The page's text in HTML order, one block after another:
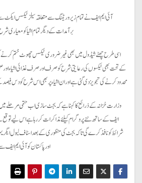
آئی ایم ایف نے تمام زیرو ریٹنگ سے متعلقہ سیلز ٹیکس ایکٹ
برآمدات کے دیگرتمام اشیا کو معیاری
اسی طرح چھٹے شیڈول میں بھی غیر ضروری ٹیکس چھوٹ ختم کرنے
کے تحت بھی ٹیکسوں کی رعایتی شرح کو صرف اور صرف غذائی اشیاء اور
محدود کرنے کی تجویز دی گئی ہے اور ان اشیاء پر بھی اس شرح کو دس
وزارت خزانہ کے ذرائع کا کہنا ہے کہ بجٹ سازی اب حتمی مرحلے
ایف کے ساتھ نئے پروگرام کیلئے مذاکرات کررہا ہے اس لیے
شرائط کو نافذ کرے گی تاکہ بجٹ کی منظوری کے بعد اسٹاف لیول
اور پاکستان کو آئی ایم